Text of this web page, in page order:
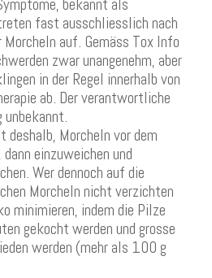
bekannt als
fast ausschliesslich nach
auf. Gemäss Tox Info
zwar unangenehm, aber
in der Regel innerhalb von
ab. Der verantwortliche
deshalb, Morcheln vor dem
einzuweichen und
Wer dennoch auf die
Morcheln nicht verzichten
minimieren, indem die Pilze
gekocht werden und grosse
werden (mehr als 100 g